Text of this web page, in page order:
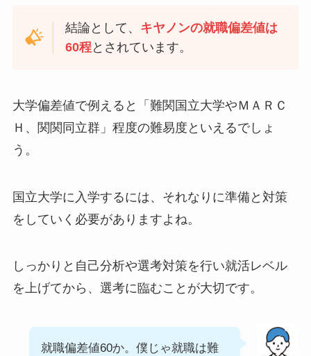
結論として、 キヤノンの就職偏差値は
60程とされています。
大学偏差値で例えると「難関国立大学やＭＡＲＣ
Ｈ、関関同立群」程度の難易度といえるでしょ
う。
国立大学に入学するには、それなりに準備と対策
をしていく必要がありますよね。
しっかりと自己分析や選考対策を行い就活レベル
を上げてから、選考に臨むことが大切です。
就職偏差値60か。僕じゃ就職は難